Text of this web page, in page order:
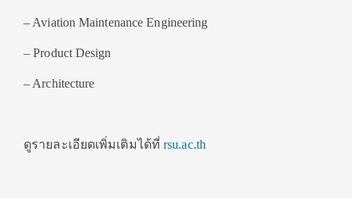
– Aviation Maintenance Engineering
– Product Design
– Architecture
ดูรายละเอียดเพิ่มเติมได้ที่rsu.ac.th